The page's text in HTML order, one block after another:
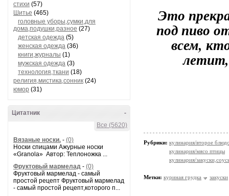
стихи (57)
Шитье (465)
головные уборы,сумки,для
дома,подушки,разное (27)
детская одежда (5)
женская одежда (36)
книги,журналы (1)
мужская одежда (3)
технология,ткани (18)
религия,мистика,сонник (24)
юмор (31)
-
Цитатник
Все (5620)
Вязаные носки. - (0)
Носки спицами Ажурные носки
«Granola» Автор: Теплоножка ...
Фруктовый мармелад - (0)
Фруктовый мармелад - самый
простой рецепт Фруктовый мармелад
- самый простой рецепт,которого п...
Это
под пиво
всем,
летит,
Рубрики: кулинария/второе
кулинария/мясо птицы
кулинария/
Метки: куриная грудка закуски